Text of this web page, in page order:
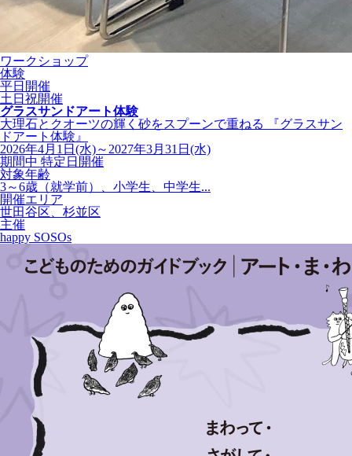
ワークショップ
体験
平日開催
土日祝開催
グラスサンドアート体験
大理石とクオーツの輝く砂をスプーンで重ねる 『グラスサン
ドアート体験』
2026年4月1日(水)～2027年3月31日(水)
期間中 特定日開催
対象年齢
3～6歳（就学前）、小学生、中学生...
開催エリア
世田谷区、杉並区
主催
happy SOSOs